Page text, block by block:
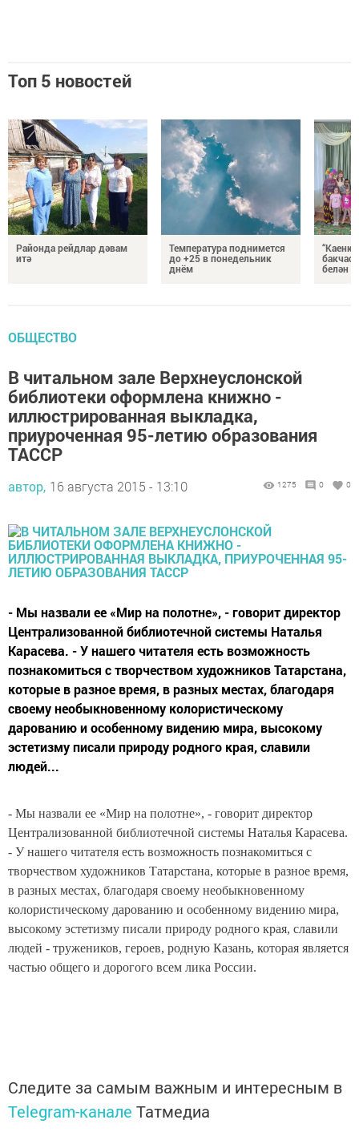
Топ 5 новостей
Районда рейдлар дәвам
итә
Температура поднимется
до +25 в понедельник
днём
белән
ОБЩЕСТВО
В читальном зале Верхнеуслонской
библиотеки оформлена книжно -
иллюстрированная выкладка,
приуроченная 95-летию образования
ТАССР
автор, 16 августа 2015 - 13:10 1275 0 0
- Мы назвали ее «Мир на полотне», - говорит директор
Централизованной библиотечной системы Наталья
Карасева. - У нашего читателя есть возможность
познакомиться с творчеством художников Татарстана,
которые в разное время, в разных местах, благодаря
своему необыкновенному колористическому
дарованию и особенному видению мира, высокому
эстетизму писали природу родного края, славили
людей...
- Мы назвали ее «Мир на полотне», - говорит директор
Централизованной библиотечной системы Наталья Карасева.
- У нашего читателя есть возможность познакомиться с
творчеством художников Татарстана, которые в разное время,
в разных местах, благодаря своему необыкновенному
колористическому дарованию и особенному видению мира,
высокому эстетизму писали природу родного края, славили
людей - тружеников, героев, родную Казань, которая является
частью общего и дорогого всем лика России.
Следите за самым важным и интересным в
Telegram-канале Татмедиа